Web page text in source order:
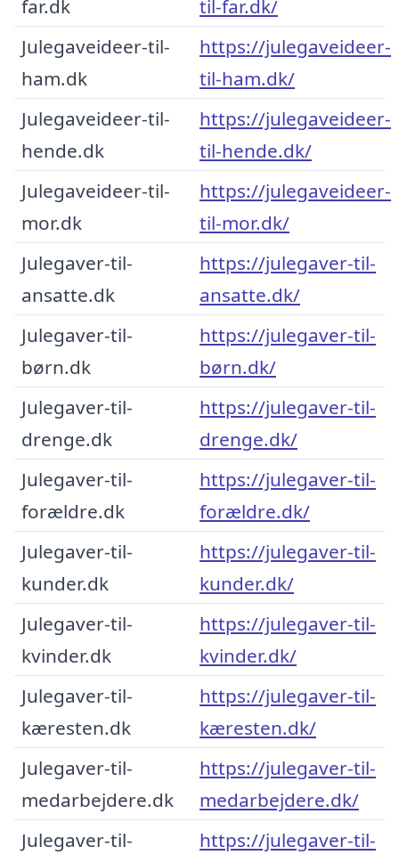
far.dk
til-far.dk/
Julegaveideer-til-
ham.dk
https://julegaveideer-
til-ham.dk/
Julegaveideer-til-
hende.dk
https://julegaveideer-
til-hende.dk/
Julegaveideer-til-
mor.dk
https://julegaveideer-
til-mor.dk/
Julegaver-til-
ansatte.dk
https://julegaver-til-
ansatte.dk/
Julegaver-til-
børn.dk
https://julegaver-til-
børn.dk/
Julegaver-til-
drenge.dk
https://julegaver-til-
drenge.dk/
Julegaver-til-
forældre.dk
https://julegaver-til-
forældre.dk/
Julegaver-til-
kunder.dk
https://julegaver-til-
kunder.dk/
Julegaver-til-
kvinder.dk
https://julegaver-til-
kvinder.dk/
Julegaver-til-
kæresten.dk
https://julegaver-til-
kæresten.dk/
Julegaver-til-
medarbejdere.dk
https://julegaver-til-
medarbejdere.dk/
Julegaver-til-
https://julegaver-til-